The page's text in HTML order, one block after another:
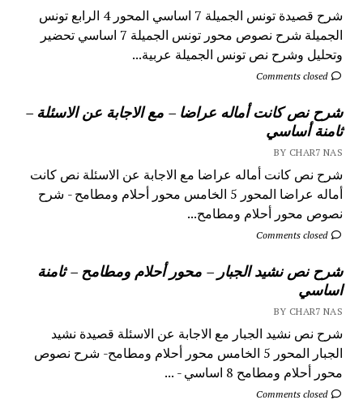
شرح قصيدة تونس الجميلة 7 اساسي المحور 4 الرابع تونس
الجميلة شرح نصوص محور تونس الجميلة 7 اساسي تحضير
وتحليل وشرح نص تونس الجميلة عربية...
Comments closed
شرح نص كانت أماله عراضا – مع الاجابة عن الاسئلة –
ثامنة أساسي
BY CHAR7 NAS
شرح نص كانت أماله عراضا مع الاجابة عن الاسئلة نص كانت
أماله عراضا المحور 5 الخامس محور أحلام ومطامح - شرح
نصوص محور أحلام ومطامح...
Comments closed
شرح نص نشيد الجبار – محور أحلام ومطامح – ثامنة
اساسي
BY CHAR7 NAS
شرح نص نشيد الجبار مع الاجابة عن الاسئلة قصيدة نشيد
الجبار المحور 5 الخامس محور أحلام ومطامح- شرح نصوص
محور أحلام ومطامح 8 اساسي - ...
Comments closed